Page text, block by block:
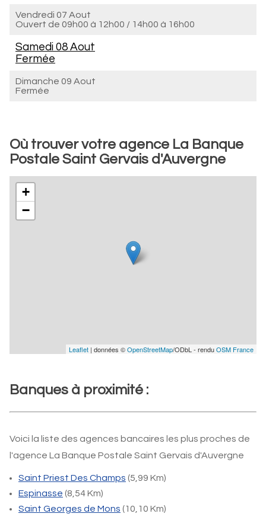
Vendredi 07 Aout
Ouvert de 09h00 à 12h00 / 14h00 à 16h00
Samedi 08 Aout
Fermée
Dimanche 09 Aout
Fermée
Où trouver votre agence La Banque
Postale Saint Gervais d'Auvergne
+
−
Leaflet | données ©OpenStreetMap/ODbL - renduOSM France
Banques à proximité :
Voici la liste des agences bancaires les plus proches de
l'agence La Banque Postale Saint Gervais d'Auvergne
Saint Priest Des Champs (5,99 Km)
Espinasse (8,54 Km)
Saint Georges de Mons (10,10 Km)